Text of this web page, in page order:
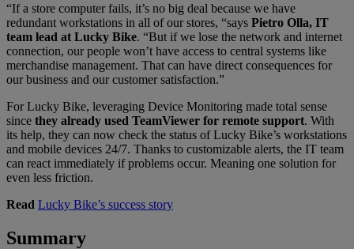
“If a store computer fails, it’s no big deal because we have
redundant workstations in all of our stores, “says Pietro Olla, IT
team lead at Lucky Bike. “But if we lose the network and internet
connection, our people won’t have access to central systems like
merchandise management. That can have direct consequences for
our business and our customer satisfaction.”
For Lucky Bike, leveraging Device Monitoring made total sense
since they already used TeamViewer for remote support. With
its help, they can now check the status of Lucky Bike’s workstations
and mobile devices 24/7. Thanks to customizable alerts, the IT team
can react immediately if problems occur. Meaning one solution for
even less friction.
Read Lucky Bike’s success story
Summary